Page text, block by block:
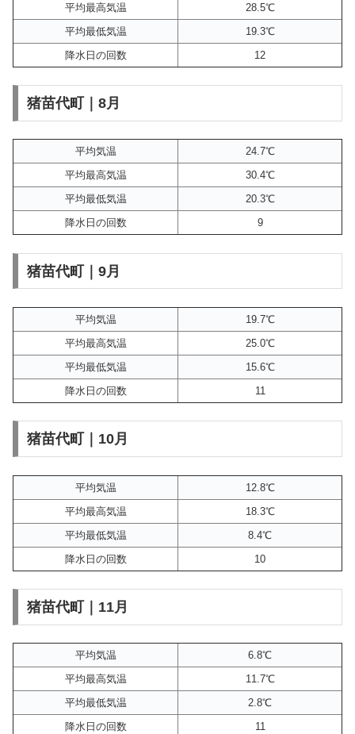
平均最高気温
28.5℃
平均最低気温
19.3℃
降水日の回数
12
猪苗代町｜8月
平均気温
24.7℃
平均最高気温
30.4℃
平均最低気温
20.3℃
降水日の回数
9
猪苗代町｜9月
平均気温
19.7℃
平均最高気温
25.0℃
平均最低気温
15.6℃
降水日の回数
11
猪苗代町｜10月
平均気温
12.8℃
平均最高気温
18.3℃
平均最低気温
8.4℃
降水日の回数
10
猪苗代町｜11月
平均気温
6.8℃
平均最高気温
11.7℃
平均最低気温
2.8℃
降水日の回数
11